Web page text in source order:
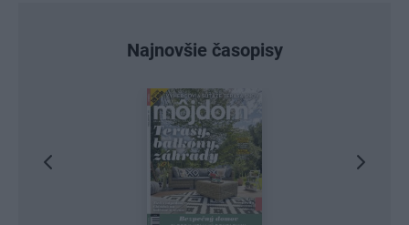
Najnovšie časopisy